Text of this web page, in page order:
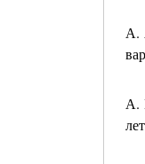
А.
А.
лет